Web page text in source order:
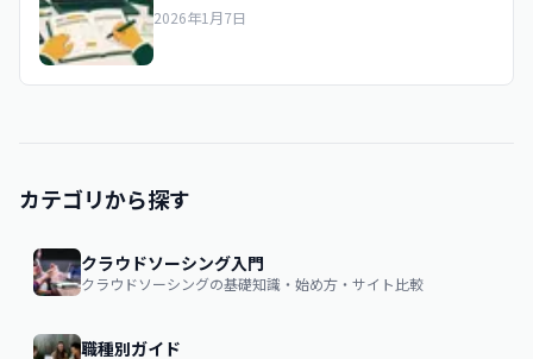
2026年1月7日
カテゴリから探す
クラウドソーシング入門
クラウドソーシングの基礎知識・始め方・サイト比較
職種別ガイド